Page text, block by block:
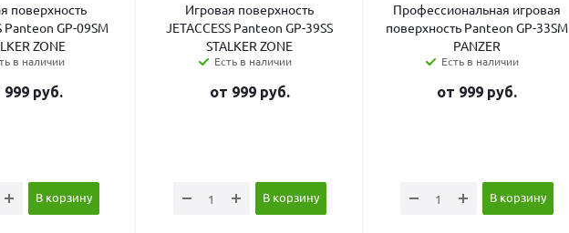
поверхность
Panteon GP-09SM
ZONE
в наличии
999руб.
В корзину
Игровая поверхность
JETACCESS Panteon GP-39SS
STALKER ZONE
Есть в наличии
от 999руб.
В корзину
Профессиональная игровая
поверхность Panteon GP-33SM
PANZER
Есть в наличии
от 999руб.
В корзину